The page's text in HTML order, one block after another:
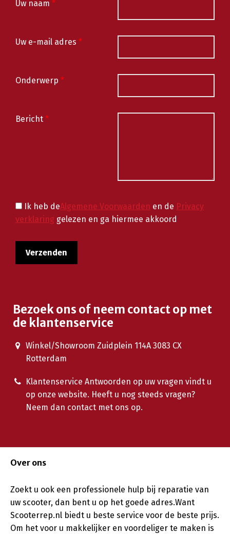
Uw naam *
Uw e-mail adres *
Onderwerp *
Bericht *
Ik heb deAlgemene Voorwaarden en de Privacy
verklaring gelezen en ga hiermee akkoord
Bezoek ons of neem contact op met
de klantenservice
Winkel/Showroom Zuidplein 114A 3083 CX
Rotterdam
Klantenservice Antwoorden op uw vragen vindt u
op onze website. Heeft u nog steeds vragen?
Neem dan contact met ons op.
Over ons
Zoekt u ook een professionele hulp bij reparatie van
uw scooter, dan bent u op het goede adres.Want
Scooterrep.nl biedt u beste service voor de beste prijs.
Om het voor u makkelijker en voordeliger te maken is